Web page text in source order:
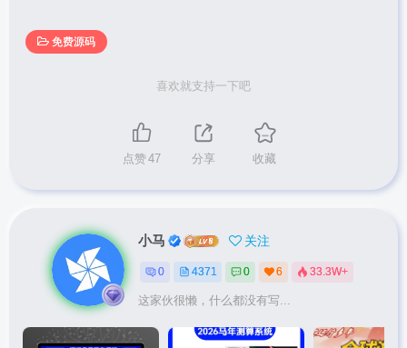
免费源码
喜欢就支持一下吧
点赞47 分享 收藏
小马 关注
0 4371 0 6 33.3W+
这家伙很懒，什么都没有写...